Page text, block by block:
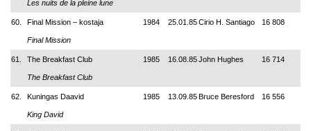
Les nuits de la pleine lune
60. Final Mission – kostaja
Final Mission
1984 25.01.85Cirio H. Santiago 16 808
61. The Breakfast Club
The Breakfast Club
1985 16.08.85John Hughes 16 714
62. Kuningas Daavid
King David
1985 13.09.85Bruce Beresford 16 556